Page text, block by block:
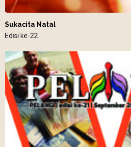
Sukacita Natal
Edisi ke-22